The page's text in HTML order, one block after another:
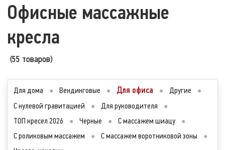
Офисные массажные
кресла
(55 товаров)
Для дома ● Вендинговые ● Для офиса ● Другие
●
С нулевой гравитацией
● Для руководителя
●
ТОП кресел 2026
● Черные ● С массажем шиацу
●
С роликовым массажем
● С массажем воротниковой зоны
●